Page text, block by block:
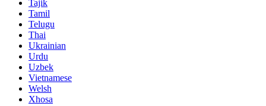
Tajik
Tamil
Telugu
Thai
Ukrainian
Urdu
Uzbek
Vietnamese
Welsh
Xhosa